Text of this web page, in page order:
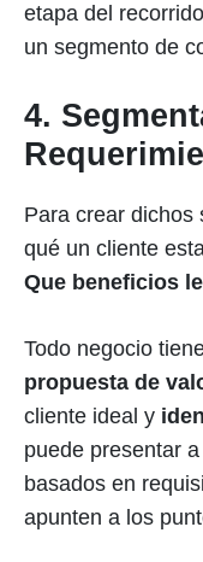
etapa del
un segmento de
4.
Para crear dichos
qué un cliente
Que beneficios
Todo negocio
propuesta de
cliente ideal y
puede presentar
basados en
apunten a los